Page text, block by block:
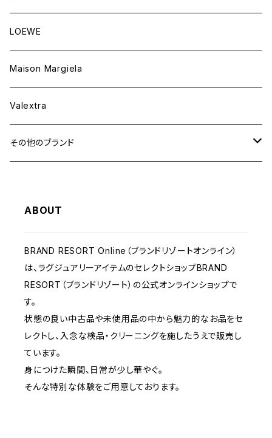
ウェア
財布&小物
ウェア
バッグ
財布&小物
ウェア
LOEWE
Maison Margiela
Valextra
その他のブランド
財布&小物
ウェア
ABOUT
BRAND RESORT Online（ブランドリゾートオンライン）
は、ラグジュアリーアイテムのセレクトショップBRAND
RESORT（ブランドリゾート）の公式オンラインショップで
す。
状態の良い中古品や未使用品の中から魅力的なお品をセ
レクトし、入念な検品・クリーニングを施したうえで販売し
ています。
身につけた瞬間、日常が少し華やぐ。
そんな特別な体験をご用意しております。